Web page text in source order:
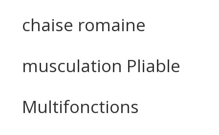
chaise romaine
musculation Pliable
Multifonctions